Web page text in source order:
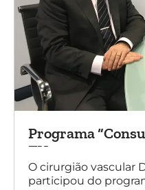
Programa
TV
O cirurgião vascular
participou do